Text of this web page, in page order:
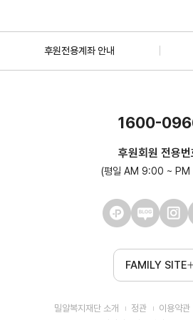
후원전용계좌 안내
1600-
후원회원 전용번
(평일 AM 9:00 ~
FAMILY SITE
밀알복지재단 소개 정관 이용약관